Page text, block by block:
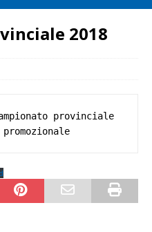
2018
provinciale